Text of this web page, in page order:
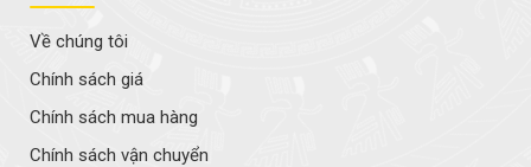
Về chúng tôi
Chính sách giá
Chính sách mua hàng
Chính sách vận chuyển